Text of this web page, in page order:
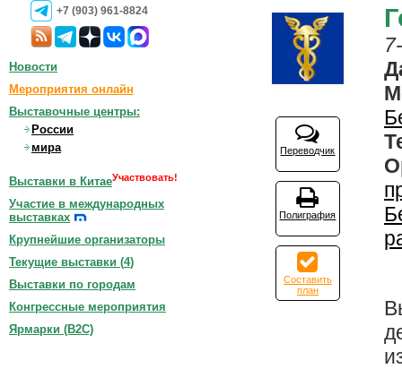
+7 (903) 961-8824
Переводчик
Полиграфия
Составить
план
Новости
Мероприятия онлайн
Выставочные центры:
России
мира
Выставки в КитаеУчаствовать!
Участие в международных
выставках
Крупнейшие организаторы
Текущие выставки (4)
Выставки по городам
Конгрессные мероприятия
Ярмарки (B2C)